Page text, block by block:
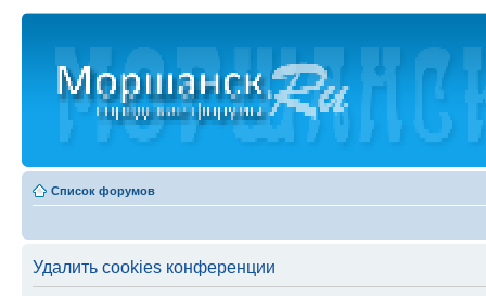
Список форумов
Удалить cookies конференции